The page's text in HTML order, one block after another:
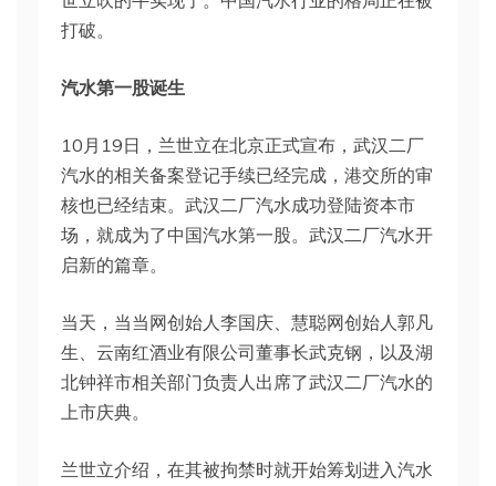
打破。
汽水第一股诞生
10月19日，兰世立在北京正式宣布，武汉二厂
汽水的相关备案登记手续已经完成，港交所的审
核也已经结束。武汉二厂汽水成功登陆资本市
场，就成为了中国汽水第一股。武汉二厂汽水开
启新的篇章。
当天，当当网创始人李国庆、慧聪网创始人郭凡
生、云南红酒业有限公司董事长武克钢，以及湖
北钟祥市相关部门负责人出席了武汉二厂汽水的
上市庆典。
兰世立介绍，在其被拘禁时就开始筹划进入汽水